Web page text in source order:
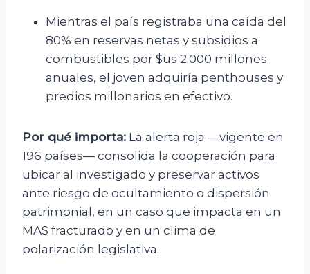
Mientras el país registraba una caída del
80% en reservas netas y subsidios a
combustibles por $us 2.000 millones
anuales, el joven adquiría penthouses y
predios millonarios en efectivo.
Por qué importa: La alerta roja —vigente en
196 países— consolida la cooperación para
ubicar al investigado y preservar activos
ante riesgo de ocultamiento o dispersión
patrimonial, en un caso que impacta en un
MAS fracturado y en un clima de
polarización legislativa.